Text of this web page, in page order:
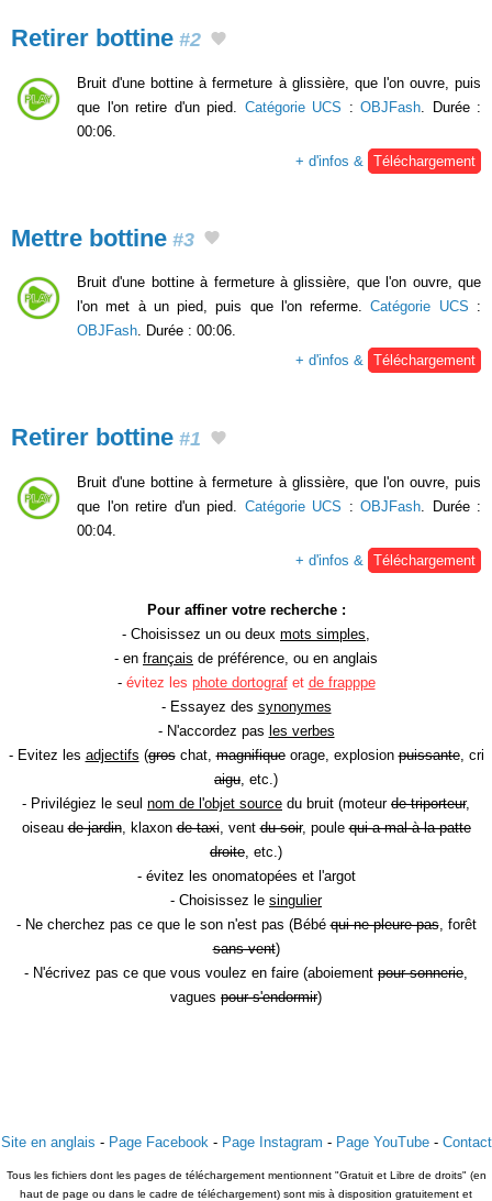
Retirer bottine #2
Bruit d'une bottine à fermeture à glissière, que l'on ouvre, puis
que l'on retire d'un pied. Catégorie UCS : OBJFash . Durée :
00:06.
+ d'infos &
Téléchargement
Mettre bottine #3
Bruit d'une bottine à fermeture à glissière, que l'on ouvre, que
l'on met à un pied, puis que l'on referme.Catégorie UCS :
OBJFash. Durée : 00:06.
+ d'infos & Téléchargement
Retirer bottine #1
Bruit d'une bottine à fermeture à glissière, que l'on ouvre, puis
que l'on retire d'un pied. Catégorie UCS : OBJFash . Durée :
00:04.
+ d'infos &
Téléchargement
Pour affiner votre recherche :
- Choisissez un ou deux mots simples
- en français de préférence, ou en anglais
- évitez les phote dortografet de frapppe
- Essayez des synonymes
- N'accordez pas les verbes
- Evitez les adjectifs (groschat,magnifiqueorage, explosionpuissante, cri
aigu , etc.)
- Privilégiez le seul nom de l'objet source du bruit (moteur de triporteur,
oiseaude jardin, klaxonde taxi, ventdu soir, poulequi a mal à la patte
droite , etc.)
- évitez les onomatopées et l'argot
- Choisissez le singulier
- Ne cherchez pas ce que le son n'est pas (Bébéqui ne pleure pas, forêt
sans vent)
- N'écrivez pas ce que vous voulez en faire (aboiement pour sonnerie
vagues pour s'endormir)
Site en anglais - Page Facebook - Page Instagram - Page YouTube- Contact
Tous les fichiers dont les pages de téléchargement mentionnent "Gratuit et Libre de droits" (en
haut de page ou dans le cadre de téléchargement) sont mis à disposition gratuitement et